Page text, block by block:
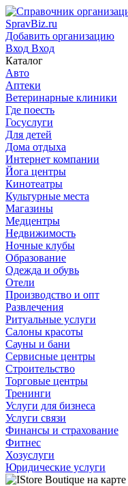
SpravBiz.ru
Добавить организацию
Вход Вход
Каталог
Авто
Аптеки
Ветеринарные клиники
Где поесть
Госуслуги
Для детей
Дома отдыха
Интернет компании
Йога центры
Кинотеатры
Культурные места
Магазины
Медцентры
Недвижимость
Ночные клубы
Образование
Одежда и обувь
Отели
Производство и опт
Развлечения
Ритуальные услуги
Салоны красоты
Сауны и бани
Сервисные центры
Строительство
Торговые центры
Тренинги
Услуги для бизнеса
Услуги связи
Финансы и страхование
Фитнес
Хозуслуги
Юридические услуги